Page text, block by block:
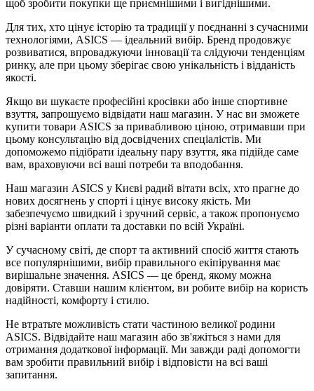
щоб зробити покупки ще приємнішими і вигіднішими.
Для тих, хто цінує історію та традиції у поєднанні з сучасними
технологіями, ASICS — ідеальний вибір. Бренд продовжує
розвиватися, впроваджуючи інновації та слідуючи тенденціям
ринку, але при цьому зберігає свою унікальність і відданість
якості.
Якщо ви шукаєте професійні кросівки або інше спортивне
взуття, запрошуємо відвідати наш магазин. У нас ви зможете
купити товари ASICS за привабливою ціною, отримавши при
цьому консультацію від досвідчених спеціалістів. Ми
допоможемо підібрати ідеальну пару взуття, яка підійде саме
вам, враховуючи всі ваші потреби та вподобання.
Наш магазин ASICS у Києві радий вітати всіх, хто прагне до
нових досягнень у спорті і цінує високу якість. Ми
забезпечуємо швидкий і зручний сервіс, а також пропонуємо
різні варіанти оплати та доставки по всій Україні.
У сучасному світі, де спорт та активний спосіб життя стають
все популярнішими, вибір правильного екіпірування має
вирішальне значення. ASICS — це бренд, якому можна
довіряти. Ставши нашим клієнтом, ви робите вибір на користь
надійності, комфорту і стилю.
Не втратьте можливість стати частиною великої родини
ASICS. Відвідайте наш магазин або зв'яжіться з нами для
отримання додаткової інформації. Ми завжди раді допомогти
вам зробити правильний вибір і відповісти на всі ваші
запитання.